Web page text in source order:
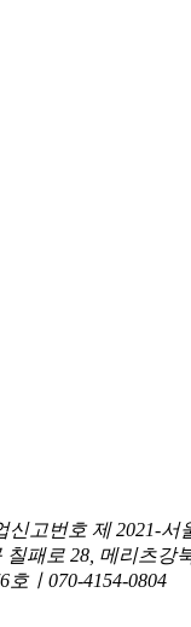
신고번호 제 2021-
칠패로 28, 메리츠강
ㅣ070-4154-0804